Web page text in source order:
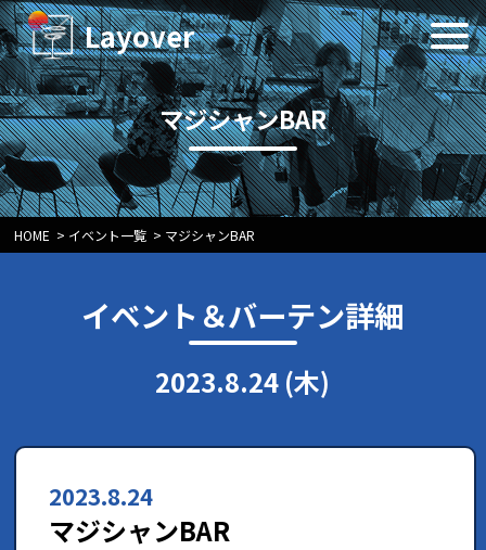
Layover
マジシャンBAR
HOME > イベント一覧 > マジシャンBAR
イベント＆バーテン詳細
2023.8.24 (木)
2023.8.24
マジシャンBAR